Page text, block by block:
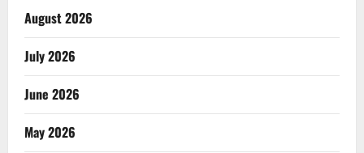
August 2026
July 2026
June 2026
May 2026